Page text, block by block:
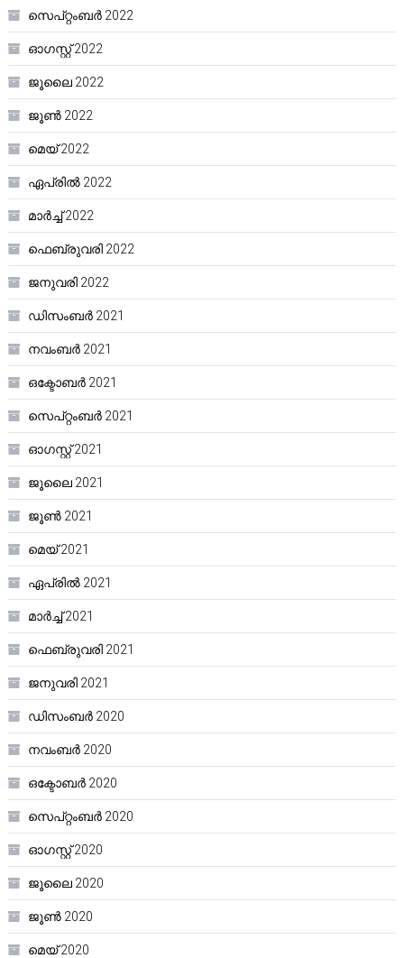
സെപ്റ്റംബർ 2022
ഓഗസ്റ്റ്‌ 2022
ജൂലൈ 2022
ജൂൺ 2022
മെയ്‌ 2022
ഏപ്രിൽ 2022
മാർച്ച്‌ 2022
ഫെബ്രുവരി 2022
ജനുവരി 2022
ഡിസംബർ 2021
നവംബർ 2021
ഒക്ടോബർ 2021
സെപ്റ്റംബർ 2021
ഓഗസ്റ്റ്‌ 2021
ജൂലൈ 2021
ജൂൺ 2021
മെയ്‌ 2021
ഏപ്രിൽ 2021
മാർച്ച്‌ 2021
ഫെബ്രുവരി 2021
ജനുവരി 2021
ഡിസംബർ 2020
നവംബർ 2020
ഒക്ടോബർ 2020
സെപ്റ്റംബർ 2020
ഓഗസ്റ്റ്‌ 2020
ജൂലൈ 2020
ജൂൺ 2020
മെയ്‌ 2020